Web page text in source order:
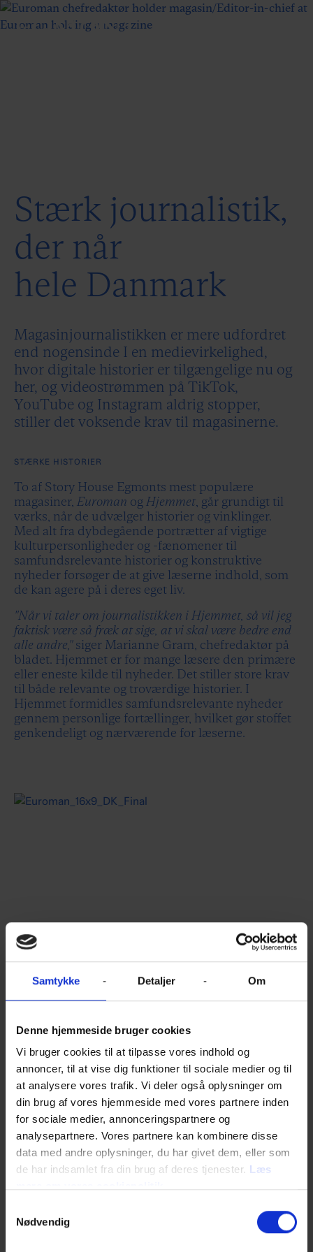
Samtykke Detaljer Om
Denne hjemmeside bruger cookies
Vi bruger cookies til at tilpasse vores indhold og
annoncer, til at vise dig funktioner til sociale medier og til
at analysere vores trafik. Vi deler også oplysninger om
din brug af vores hjemmeside med vores partnere inden
for sociale medier, annonceringspartnere og
analysepartnere. Vores partnere kan kombinere disse
data med andre oplysninger, du har givet dem, eller som
de har indsamlet fra din brug af deres tjenester. Læs
Nødvendig
Stærk journalistik,
der når
hele Danmark
Magasinjournalistikken er mere udfordret
end nogensinde I en medievirkelighed,
hvor digitale historier er tilgængelige nu og
her, og videostrømmen på TikTok,
YouTube og Instagram aldrig stopper,
stiller det voksende krav til magasinerne.
STÆRKE HISTORIER
To af Story House Egmonts mest populære
magasiner, Euroman og Hjemmet , går grundigt til
værks, når de udvælger historier og vinklinger.
Med alt fra dybdegående portrætter af vigtige
kulturpersonligheder og -fænomener til
samfundsrelevante historier og konstruktive
nyheder forsøger de at give læserne indhold, som
de kan agere på i deres eget liv.
"Når vi taler om journalistikken i Hjemmet, så vil jeg
faktisk være så fræk at sige, at vi skal være bedre end
alle andre,"siger Marianne Gram, chefredaktør på
bladet. Hjemmet er for mange læsere den primære
eller eneste kilde til nyheder. Det stiller store krav
til både relevante og troværdige historier. I
Hjemmet formidles samfundsrelevante nyheder
gennem personlige fortællinger, hvilket gør stoffet
genkendeligt og nærværende for læserne.
Play
Play
Magasinerne hos Story House Egmont er
redaktørstyrede, og kvalitet og troværdighed
vægtes højt. De udgør et vigtigt modspil til flygtige
nyheder, sociale medier og fake news og spiller en
mangfoldighed i Danmark. Med Story House
Egmonts over en million læsere på print og endnu